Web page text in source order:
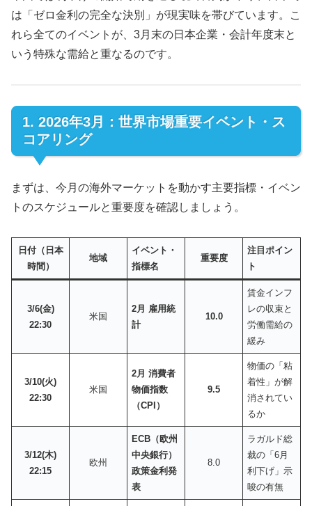
は「ゼロ金利の完全な決別」が現実味を帯びています。こ
れら全てのイベントが、3月末の日本企業・会計年度末と
いう特殊な需給と重なるのです。
1. 2026年3月：世界市場重要イベント・ス
コアリング
まずは、今月の海外マーケットを動かす主要指標・イベン
トのスケジュールと重要度を確認しましょう。
日付（日本
時間）
地域
イベント・
指標名
重要度
注目ポイン
ト
3/6(金)
22:30
米国
2月 雇用統
計
10.0
賃金インフ
レの収束と
労働需給の
緩み
3/10(火)
22:30
米国
2月 消費者
物価指数
（CPI）
9.5
物価の「粘
着性」が解
消されてい
るか
3/12(木)
22:15
欧州
ECB（欧州
中央銀行）
政策金利発
表
8.0
ラガルド総
裁の「6月
利下げ」示
唆の有無